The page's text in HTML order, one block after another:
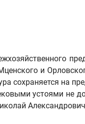
и
сохраняется на
устоями